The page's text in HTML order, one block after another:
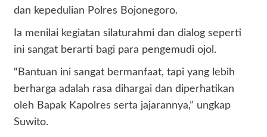
dan kepedulian Polres Bojonegoro.
Ia menilai kegiatan silaturahmi dan dialog seperti
ini sangat berarti bagi para pengemudi ojol.
“Bantuan ini sangat bermanfaat, tapi yang lebih
berharga adalah rasa dihargai dan diperhatikan
oleh Bapak Kapolres serta jajarannya,” ungkap
Suwito.